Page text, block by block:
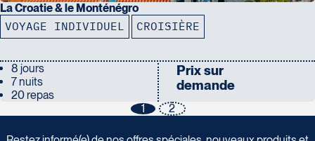
La Croatie & le Monténégro
VOYAGE INDIVIDUEL CROISIÈRE
8 jours
7 nuits
20 repas
Prix sur
demande
1
2
Insc ivez vous à n o tre inf lettre